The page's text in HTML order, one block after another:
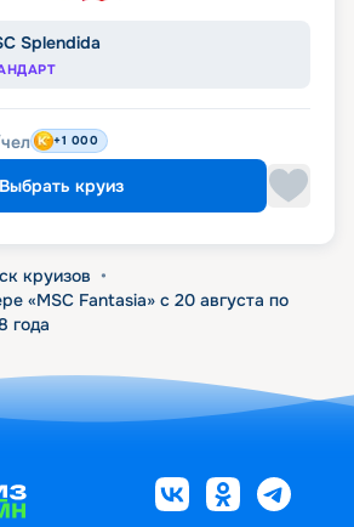
Splendida
+1 000
Выбрать круиз
круизов •
«MSC Fantasia» с 20 августа по
года